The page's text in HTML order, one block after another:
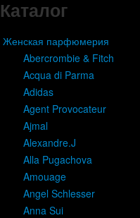
Каталог
Женская парфюмерия
Abercrombie & Fitch
Acqua di Parma
Adidas
Agent Provocateur
Ajmal
Alexandre.J
Alla Pugachova
Amouage
Angel Schlesser
Anna Sui